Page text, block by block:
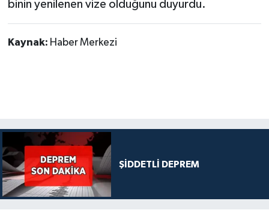
binin yenilenen vize olduğunu duyurdu.
Kaynak: Haber Merkezi
ŞİDDETLİ DEPREM